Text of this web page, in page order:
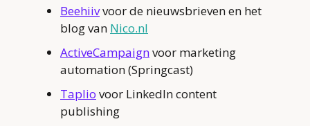
Beehiiv voor de nieuwsbrieven en het
blog van Nico.nl
ActiveCampaign voor marketing
automation (Springcast)
Taplio voor LinkedIn content
publishing